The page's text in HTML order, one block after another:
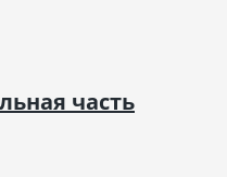
часть